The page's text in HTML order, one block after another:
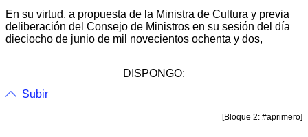
En su virtud, a propuesta de la Ministra de Cultura y previa
deliberación del Consejo de Ministros en su sesión del día
dieciocho de junio de mil novecientos ochenta y dos,
DISPONGO:
Subir
[Bloque 2: #aprimero]